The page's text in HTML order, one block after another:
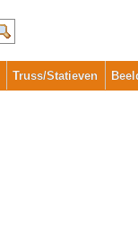
Truss/Statieven